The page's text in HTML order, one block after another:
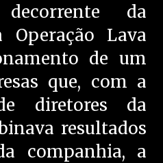
da
Operação Lava
de um
que, com a
diretores da
resultados
companhia, a